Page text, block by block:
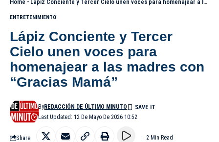
Home - Lápiz Conciente y Tercer Cielo unen voces para homenajear a las madres con “Gracias Mamá”
ENTRETENIMIENTO
Lápiz Conciente y Tercer
Cielo unen voces para
homenajear a las madres con
“Gracias Mamá”
Last Updated: 12 De Mayo De 2026 10:52
ByREDACCIÓN DE ÚLTIMO MINUTO
Share 2 Min Read